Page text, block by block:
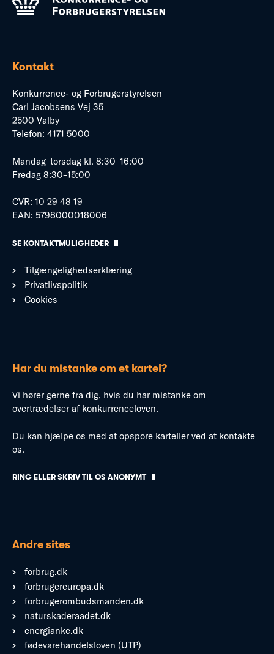
Kontakt
Konkurrence- og Forbrugerstyrelsen
Carl Jacobsens Vej 35
2500 Valby
Telefon: 4171 5000
Mandag–torsdag kl. 8:30–16:00
Fredag 8:30–15:00
CVR: 10 29 48 19
EAN: 5798000018006
SE KONTAKTMULIGHEDER
Tilgængelighedserklæring
Privatlivspolitik
Cookies
Har du mistanke om et kartel?
Vi hører gerne fra dig, hvis du har mistanke om
overtrædelser af konkurrenceloven.
Du kan hjælpe os med at opspore karteller ved at kontakte
os.
RING ELLER SKRIV TIL OS ANONYMT
Andre sites
forbrug.dk
forbrugereuropa.dk
forbrugerombudsmanden.dk
naturskaderaadet.dk
energianke.dk
fødevarehandelsloven (UTP)